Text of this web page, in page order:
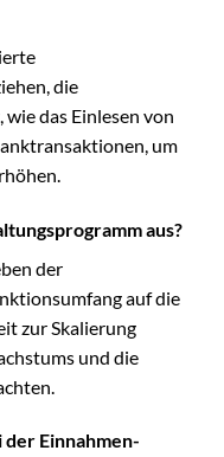
die
das Einlesen von
um
aus?
der
auf die
zur Skalierung
und die
Einnahmen-